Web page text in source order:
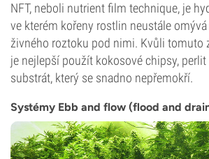
NFT, neboli nutrient film technique, je
ve kterém kořeny rostlin neustále
živného roztoku pod nimi. Kvůli tomuto
je nejlepší použít kokosové chipsy,
substrát, který se snadno nepřemokří.
Systémy Ebb and flow (flood and